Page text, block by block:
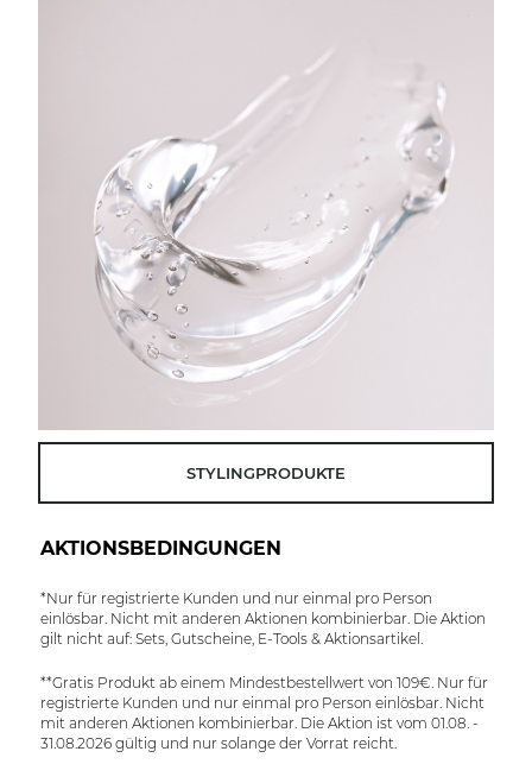
STYLINGPRODUKTE
AKTIONSBEDINGUNGEN
*Nur für registrierte Kunden und nur einmal pro Person
einlösbar. Nicht mit anderen Aktionen kombinierbar. Die Aktion
gilt nicht auf: Sets, Gutscheine, E-Tools & Aktionsartikel.
**Gratis Produkt ab einem Mindestbestellwert von 109€. Nur für
registrierte Kunden und nur einmal pro Person einlösbar. Nicht
mit anderen Aktionen kombinierbar. Die Aktion ist vom 01.08. -
31.08.2026 gültig und nur solange der Vorrat reicht.